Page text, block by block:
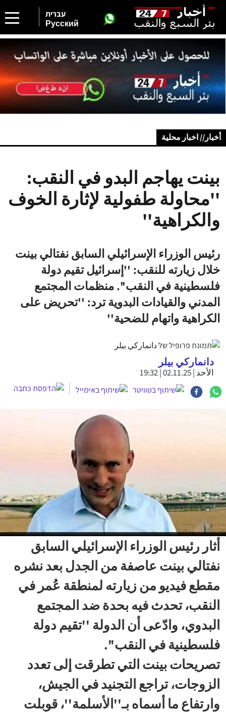
עברית
Русский
أخبار// اخبار محلية
بينت يهاجم البدو في النقب:
''محاولة طفولية لإثارة الخوف
والكراهية''
رئيس الوزراء الإسرائيلي السابق نفتالي بينت
خلال زيارته للنقب: ''إسرائيل تقيم دولة
فلسطينية في النقب''. منظمات المجتمع
المدني والقيادات البدوية ترد: ''تحريض على
الكراهية واتهام للضحية''
دانماركي بيلر
الأحد | 02.11.25 | 19:32
أثار رئيس الوزراء الإسرائيلي السابق
نفتالي بينت عاصفة من الجدل بعد نشره
مقطع فيديو من زيارته لمنطقة عُمر في
النقب، تحدث فيه بحدة ضد المجتمع
البدوي، وادّعى أن الدولة ''تقيم دولة
فلسطينية في النقب''.
تصريحات بينت التي تطرقت إلى تعدد
الزوجات، تراجع التجنيد في الجيش،
وارتفاع ما أسماه بـ''الأسلمة''، قوبلت